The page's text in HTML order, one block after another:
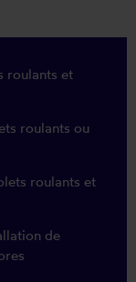
roulants et
roulants ou
roulants et
de